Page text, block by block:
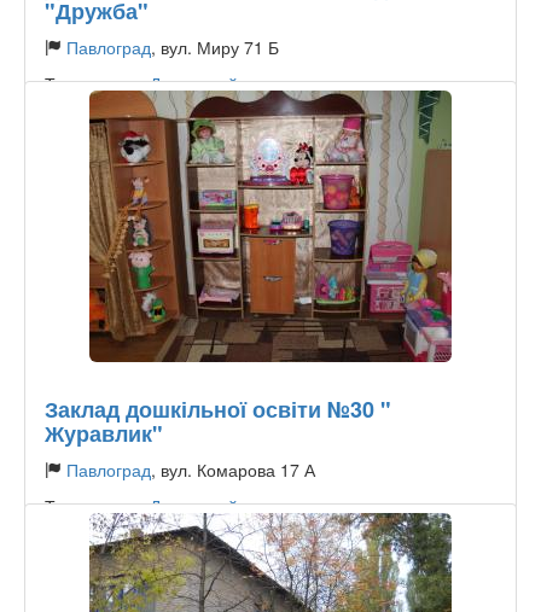
"Дружба"
Павлоград, вул. Миру 71 Б
Тип садочку:Державний
Заклад дошкільної освіти №30 "
Журавлик"
Павлоград, вул. Комарова 17 А
Тип садочку:Державний